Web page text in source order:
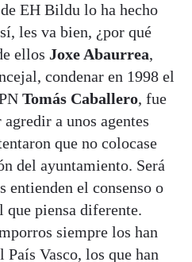
EH Bildu lo ha hecho
les va bien, ¿por qué
ellos Joxe Abaurrea,
condenar en 1998 el
Tomás Caballero, fue
a unos agentes
que no colocase
del ayuntamiento. Será
entienden el consenso o
piensa diferente.
siempre los han
País Vasco, los que han